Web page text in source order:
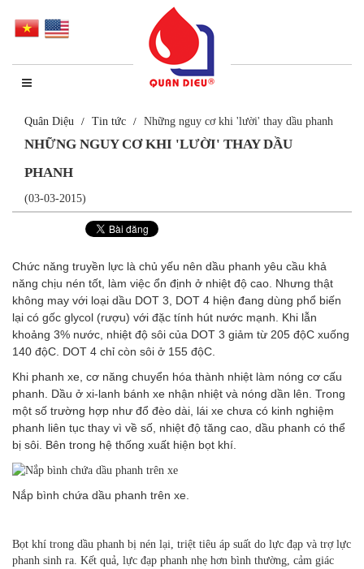
Quân Diệu Tin tức Những nguy cơ khi 'lười' thay dầu phanh
NHỮNG NGUY CƠ KHI 'LƯỜI' THAY DẦU
PHANH
(03-03-2015)
Chức năng truyền lực là chủ yếu nên dầu phanh yêu cầu khả
năng chịu nén tốt, làm việc ổn định ở nhiệt độ cao. Nhưng thật
không may với loại dầu DOT 3, DOT 4 hiện đang dùng phổ biến
lại có gốc glycol (rượu) với đặc tính hút nước mạnh. Khi lẫn
khoảng 3% nước, nhiệt độ sôi của DOT 3 giảm từ 205 độC xuống
140 độC. DOT 4 chỉ còn sôi ở 155 độC.
Khi phanh xe, cơ năng chuyển hóa thành nhiệt làm nóng cơ cấu
phanh. Dầu ở xi-lanh bánh xe nhận nhiệt và nóng dần lên. Trong
một số trường hợp như đổ đèo dài, lái xe chưa có kinh nghiệm
phanh liên tục thay vì về số, nhiệt độ tăng cao, dầu phanh có thể
bị sôi. Bên trong hệ thống xuất hiện bọt khí.
Nắp bình chứa dầu phanh trên xe.
Bọt khí trong dầu phanh bị nén lại, triệt tiêu áp suất do lực đạp và trợ lực
phanh sinh ra. Kết quả, lực đạp phanh nhẹ hơn bình thường, cảm giác